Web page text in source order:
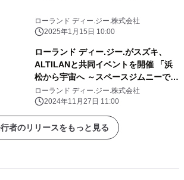
ローランド ディー.ジー.株式会社
2025年1月15日 10:00
ローランド ディー.ジー.がスズキ、
ALTILANと共同イベントを開催 「浜
松から宇宙へ ～スペースジムニーで飛
びだす宇宙の旅～ 」
ローランド ディー.ジー.株式会社
2024年11月27日 11:00
者のリリースをもっと見る